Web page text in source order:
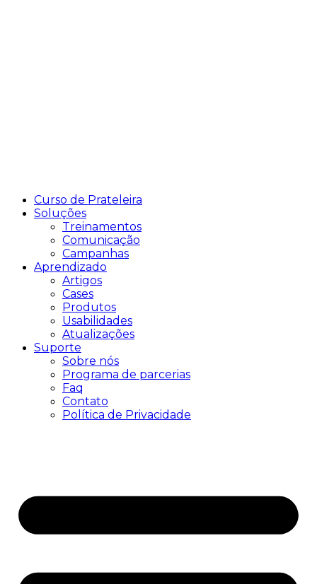
Curso de Prateleira
Soluções
Treinamentos
Comunicação
Campanhas
Aprendizado
Artigos
Cases
Produtos
Usabilidades
Atualizações
Suporte
Sobre nós
Programa de parcerias
Faq
Contato
Política de Privacidade